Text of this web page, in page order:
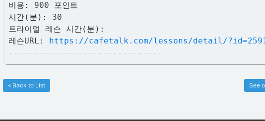
비용: 900 포인트
시간(분): 30
트라이얼 레슨 시간(분):
레슨URL: https://cafetalk.com/lessons/detail/
-------------------------------
See
« Back to List